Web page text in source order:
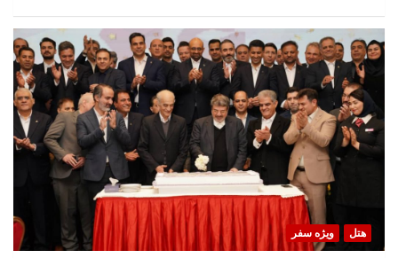
هتل ویژه سفر